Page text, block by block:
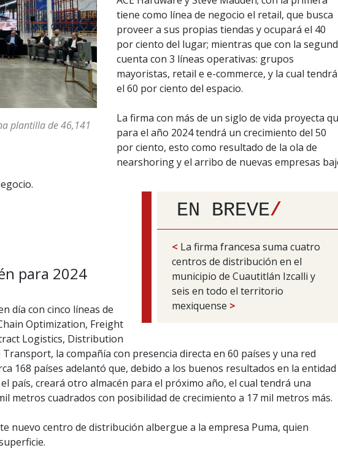
plantilla de 46,141
EN BREVE/
< La firma francesa suma cuatro
centros de distribución en el
municipio de Cuautitlán Izcalli y
seis en todo el territorio
mexiquense >
tiene como línea de negocio el retail, que busca
proveer a sus propias tiendas y ocupará el 40
por ciento del lugar; mientras que con la
cuenta con 3 líneas operativas: grupos
mayoristas, retail e e-commerce, y la cual tendrá
el 60 por ciento del espacio.
La firma con más de un siglo de vida proyecta
para el año 2024 tendrá un crecimiento del 50
por ciento, esto como resultado de la ola de
nearshoring y el arribo de nuevas empresas
para 2024
día con cinco líneas de
Optimization, Freight
Logistics, Distribution
Transport, la compañía con presencia directa en 60 países y una red
168 países adelantó que, debido a los buenos resultados en la entidad
país, creará otro almacén para el próximo año, el cual tendrá una
metros cuadrados con posibilidad de crecimiento a 17 mil metros más.
nuevo centro de distribución albergue a la empresa Puma, quien